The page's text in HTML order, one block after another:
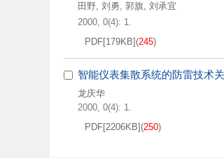
田野, 刘勇, 郭旗, 刘承宜
2000, 0(4): 1.
PDF[179KB](245)
智能仪表集散系统的防雷技术关
龙庆华
2000, 0(4): 1.
PDF[2206KB](250)